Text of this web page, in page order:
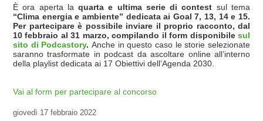
È ora aperta laquarta e ultima serie di contest sul tema
“Clima energia e ambiente” dedicata ai Goal 7, 13, 14 e 15.
Per partecipare è possibile inviare il proprio racconto, dal
10 febbraio al 31 marzo, compilando il form disponibile sul
sito di Podcastory.Anche in questo caso le storie selezionate
saranno trasformate in podcast da ascoltare online all’interno
della playlist dedicata ai 17 Obiettivi dell’Agenda 2030.
Vai al form per partecipare al concorso
giovedì 17 febbraio 2022